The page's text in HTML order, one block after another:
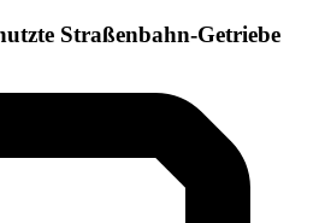
Straßenbahn-Getriebe